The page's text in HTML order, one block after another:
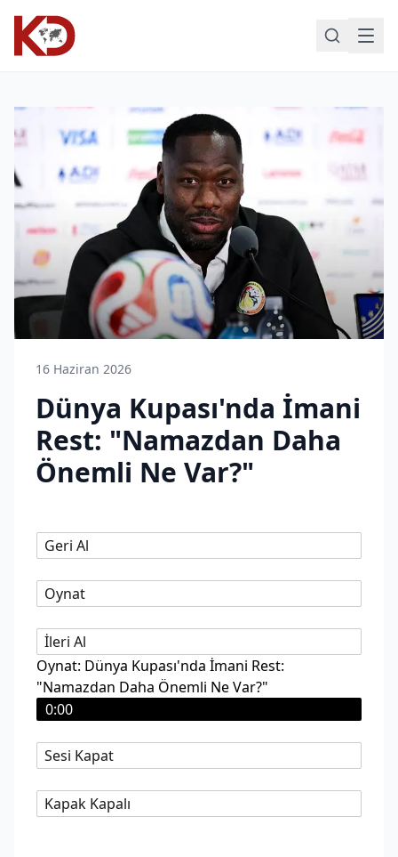
16 Haziran 2026
Dünya Kupası'nda İmani
Rest: "Namazdan Daha
Önemli Ne Var?"
Geri Al
Oynat
İleri Al
Oynat: Dünya Kupası'nda İmani Rest:
"Namazdan Daha Önemli Ne Var?"
0:00
Sesi Kapat
Kapak Kapalı